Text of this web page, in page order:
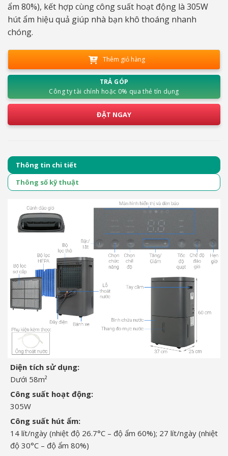
ẩm 80%), kết hợp cùng công suất hoạt động là 305W
hút ẩm hiệu quả giúp nhà bạn khô thoáng nhanh
chóng.
Thêm giỏ hàng
TRẢ GÓP
Công ty tài chính hoặc 0% qua thẻ tín dụng
ĐẶT NGAY
Thông tin chi tiết
Thông số kỹ thuật
Diện tích sử dụng:
Dưới 58m²
Công suất hoạt động:
305W
Công suất hút ẩm:
14 lít/ngày (nhiệt độ 26.7°C – độ ẩm 60%); 27 lít/ngày (nhiệt
độ 30°C – độ ẩm 80%)